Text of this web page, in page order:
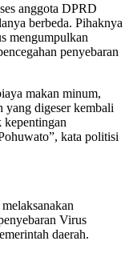
anggota DPRD
berbeda. Pihaknya
mengumpulkan
penyebaran
makan minum,
yang digeser kembali
kepentingan
kata politisi
Virus
daerah.